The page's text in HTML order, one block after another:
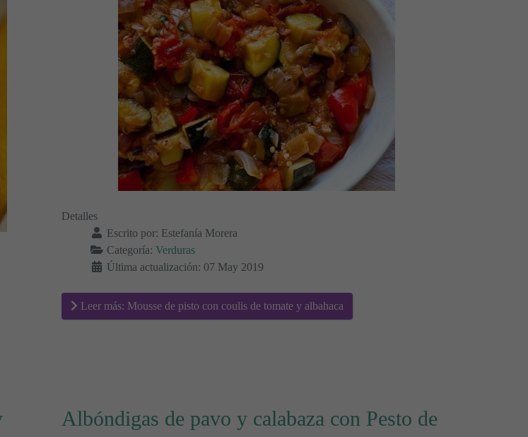
Detalles
Escrito por: Estefanía Morera
Categoría: Verduras
Última actualización: 07 May 2019
Leer más: Mousse de pisto con coulis de tomate y albahaca
Albóndigas de pavo y calabaza con Pesto de